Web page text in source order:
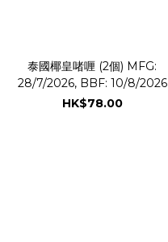
泰國椰皇啫喱 (2個) MFG:
28/7/2026, BBF: 10/8/2026
HK$78.00